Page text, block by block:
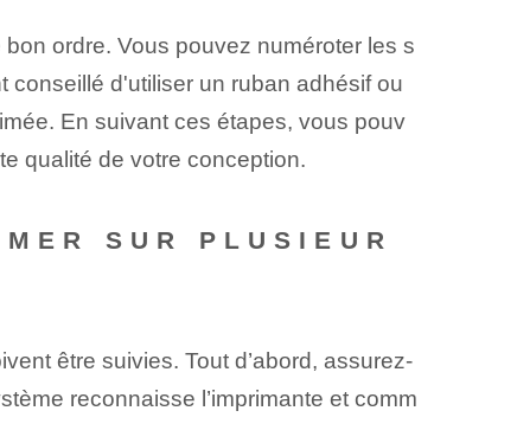
ordre. Vous pouvez numéroter les s
conseillé d'utiliser un ruban adhésif ou
En suivant ces étapes, vous pouv
qualité de votre conception.
SUR PLUSIEUR
être suivies. Tout d’abord, assurez-
reconnaisse l’imprimante et comm